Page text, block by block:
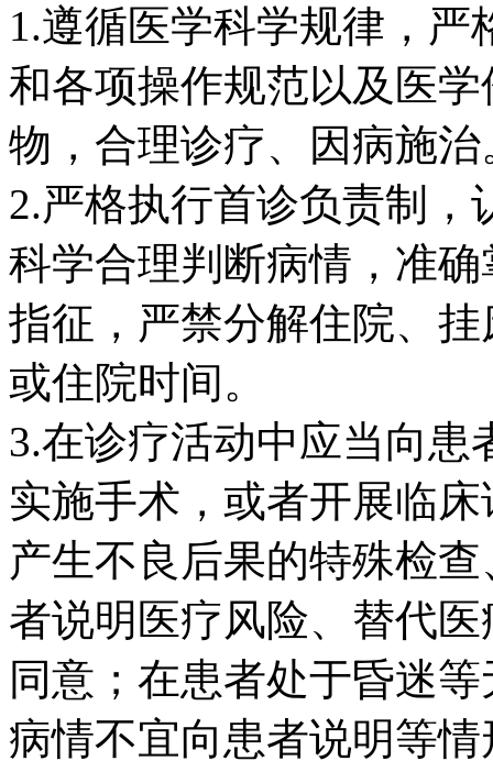
1.遵循医学科学规律，
和各项操作规范以及医
物，合理诊疗、因病施治
2.严格执行首诊负责制
科学合理判断病情，准
指征，严禁分解住院、
或住院时间。
3.在诊疗活动中应当向
实施手术，或者开展临
产生不良后果的特殊检
者说明医疗风险、替代
同意；在患者处于昏迷
病情不宜向患者说明等